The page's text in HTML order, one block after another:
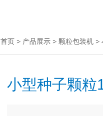
首页 > 产品展示 > 颗粒包装机 >
小型种子颗粒